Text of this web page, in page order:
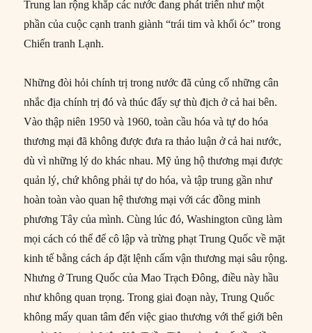
Trung lan rộng khắp các nước đang phát triển như một
phần của cuộc cạnh tranh giành “trái tim và khối óc” trong
Chiến tranh Lạnh.
Những đòi hỏi chính trị trong nước đã củng cố những cân
nhắc địa chính trị đó và thúc đẩy sự thù địch ở cả hai bên.
Vào thập niên 1950 và 1960, toàn cầu hóa và tự do hóa
thương mại đã không được đưa ra thảo luận ở cả hai nước,
dù vì những lý do khác nhau. Mỹ ủng hộ thương mại được
quản lý, chứ không phải tự do hóa, và tập trung gần như
hoàn toàn vào quan hệ thương mại với các đồng minh
phương Tây của mình. Cùng lúc đó, Washington cũng làm
mọi cách có thể để cô lập và trừng phạt Trung Quốc về mặt
kinh tế bằng cách áp đặt lệnh cấm vận thương mại sâu rộng.
Nhưng ở Trung Quốc của Mao Trạch Đông, điều này hầu
như không quan trọng. Trong giai đoạn này, Trung Quốc
không mấy quan tâm đến việc giao thương với thế giới bên